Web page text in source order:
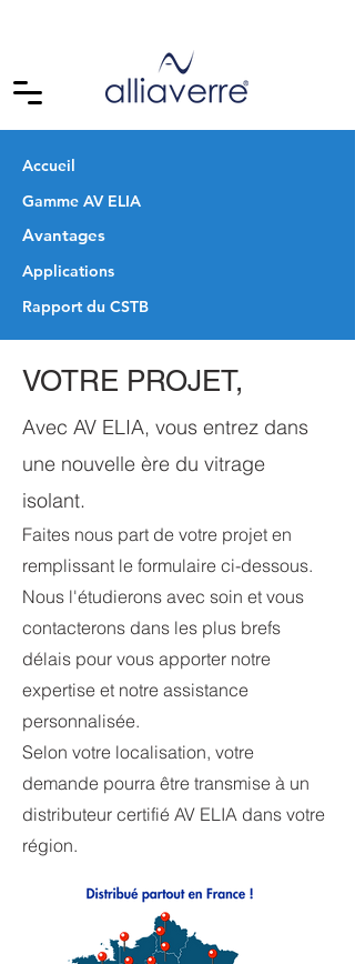
Accueil
Gamme AV ELIA
Avantages
Applications
Rapport du CSTB
VOTRE PROJET,
Avec AV ELIA, vous entrez dans
une nouvelle ère du vitrage
isolant.
Faites nous part de votre projet en
remplissant le formulaire ci-dessous.
Nous l'étudierons avec soin et vous
contacterons dans les plus brefs
délais pour vous apporter notre
expertise et notre assistance
personnalisée.
Selon votre localisation, votre
demande pourra être transmise à un
distributeur certifié AV ELIA dans votre
région.